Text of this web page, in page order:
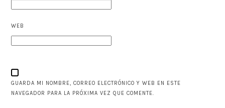
WEB
GUARDA MI NOMBRE, CORREO ELECTRÓNICO Y WEB EN ESTE
NAVEGADOR PARA LA PRÓXIMA VEZ QUE COMENTE.